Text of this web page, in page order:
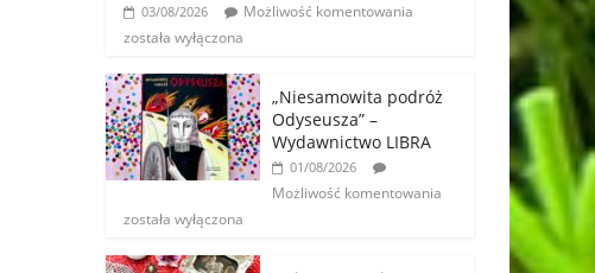
03/08/2026
Możliwość komentowania
została wyłączona
„Niesamowita podróż
Odyseusza” –
Wydawnictwo LIBRA
01/08/2026
Możliwość komentowania
została wyłączona